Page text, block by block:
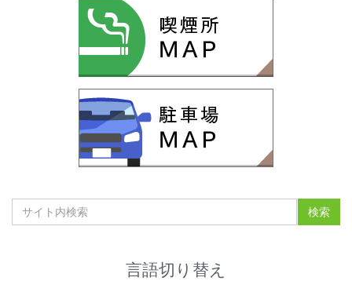
言語切り替え